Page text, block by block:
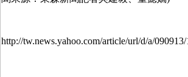
http://tw.news.yahoo.com/article/url/d/a/